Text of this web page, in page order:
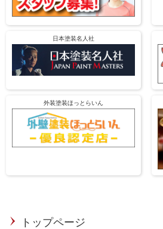
日本塗装名人社
外装塗装ほっとらいん
トップページ